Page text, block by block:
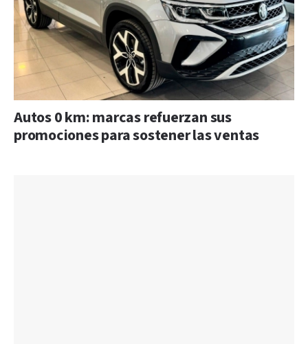
Autos 0 km: marcas refuerzan sus
promociones para sostener las ventas